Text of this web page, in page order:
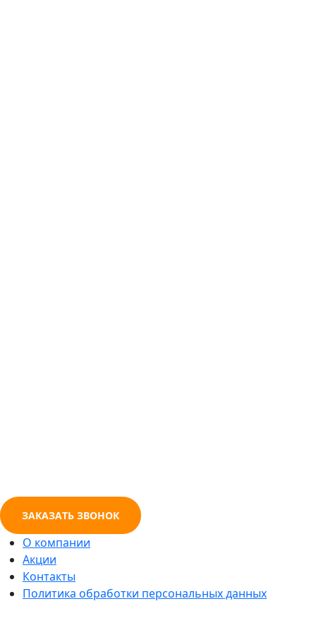
ЗАКАЗАТЬ ЗВОНОК
О компании
Акции
Контакты
Политика обработки персональных данных